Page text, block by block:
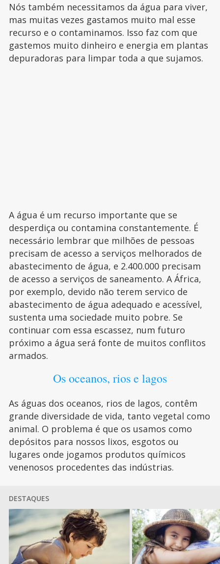
Nós também necessitamos da água para viver,
mas muitas vezes gastamos muito mal esse
recurso e o contaminamos. Isso faz com que
gastemos muito dinheiro e energia em plantas
depuradoras para limpar toda a que sujamos.
A água é um recurso importante que se
desperdiça ou contamina constantemente. É
necessário lembrar que milhões de pessoas
precisam de acesso a serviços melhorados de
abastecimento de água, e 2.400.000 precisam
de acesso a serviços de saneamento. A África,
por exemplo, devido não terem servico de
abastecimento de água adequado e acessível,
sustenta uma sociedade muito pobre. Se
continuar com essa escassez, num futuro
próximo a água será fonte de muitos conflitos
armados.
Os oceanos, rios e lagos
As águas dos oceanos, rios de lagos, contêm
grande diversidade de vida, tanto vegetal como
animal. O problema é que os usamos como
depósitos para nossos lixos, esgotos ou
lugares onde jogamos produtos químicos
venenosos procedentes das indústrias.
DESTAQUES